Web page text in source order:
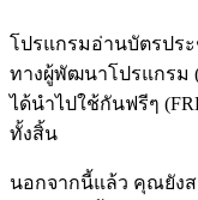
โปรแกรมอ่านบัตรประ
ทางผู้พัฒนาโปรแกรม
ได้นำไปใช้กันฟรีๆ
ทั้งสิ้น
นอกจากนี้แล้ว คุณยัง